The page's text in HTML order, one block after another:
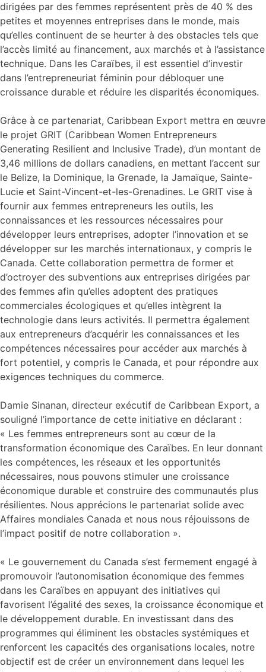
dirigées par des femmes représentent près de 40 % des
petites et moyennes entreprises dans le monde, mais
qu’elles continuent de se heurter à des obstacles tels que
l’accès limité au financement, aux marchés et à l’assistance
technique. Dans les Caraïbes, il est essentiel d’investir
dans l’entrepreneuriat féminin pour débloquer une
croissance durable et réduire les disparités économiques.
Grâce à ce partenariat, Caribbean Export mettra en œuvre
le projet GRIT (Caribbean Women Entrepreneurs
Generating Resilient and Inclusive Trade), d’un montant de
3,46 millions de dollars canadiens, en mettant l’accent sur
le Belize, la Dominique, la Grenade, la Jamaïque, Sainte-
Lucie et Saint-Vincent-et-les-Grenadines. Le GRIT vise à
fournir aux femmes entrepreneurs les outils, les
connaissances et les ressources nécessaires pour
développer leurs entreprises, adopter l’innovation et se
développer sur les marchés internationaux, y compris le
Canada. Cette collaboration permettra de former et
d’octroyer des subventions aux entreprises dirigées par
des femmes afin qu’elles adoptent des pratiques
commerciales écologiques et qu’elles intègrent la
technologie dans leurs activités. Il permettra également
aux entrepreneurs d’acquérir les connaissances et les
compétences nécessaires pour accéder aux marchés à
fort potentiel, y compris le Canada, et pour répondre aux
exigences techniques du commerce.
Damie Sinanan, directeur exécutif de Caribbean Export, a
souligné l’importance de cette initiative en déclarant :
« Les femmes entrepreneurs sont au cœur de la
transformation économique des Caraïbes. En leur donnant
les compétences, les réseaux et les opportunités
nécessaires, nous pouvons stimuler une croissance
économique durable et construire des communautés plus
résilientes. Nous apprécions le partenariat solide avec
Affaires mondiales Canada et nous nous réjouissons de
l’impact positif de notre collaboration ».
« Le gouvernement du Canada s’est fermement engagé à
promouvoir l’autonomisation économique des femmes
dans les Caraïbes en appuyant des initiatives qui
favorisent l’égalité des sexes, la croissance économique et
le développement durable. En investissant dans des
programmes qui éliminent les obstacles systémiques et
renforcent les capacités des organisations locales, notre
objectif est de créer un environnement dans lequel les